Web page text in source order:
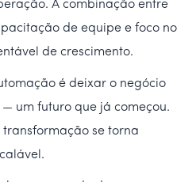
A combinação entre
de equipe e foco no
de crescimento.
é deixar o negócio
um futuro que já começou.
transformação se torna